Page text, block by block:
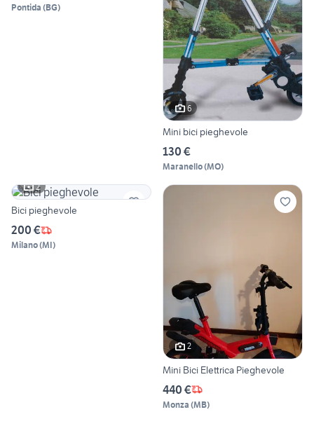
Pontida (BG)
6
Mini bici pieghevole
130 €
Maranello(MO)
2
Bici pieghevole
200 €
Milano(MI)
2
Mini Bici Elettrica Pieghevole
440 €
Monza (MB)